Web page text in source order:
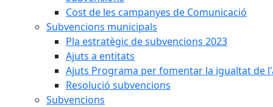
Cost de les campanyes de Comunicació
Subvencions municipals
Pla estratègic de subvencions 2023
Ajuts a entitats
Ajuts Programa per fomentar la igualtat de
Resolució subvencions
Subvencions